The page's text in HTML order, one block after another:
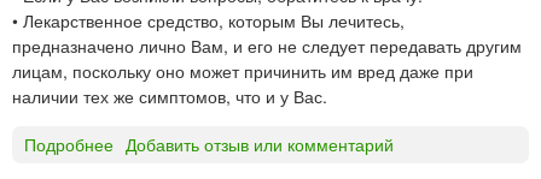
л
я
п
р
• Лекарственное средство, которым Вы лечитесь,
предназначено лично Вам, и его не следует передавать другим
лицам, поскольку оно может причинить им вред даже при
наличии тех же симптомов, что и у Вас.
Подробнее Добавить отзыв или комментарий